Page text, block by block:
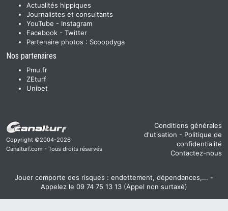
Actualités hippiques
Journalistes et consultants
YouTube - Instagram
Facebook - Twitter
Partenaire photos : Scoopdyga
Nos partenaires
Pmu.fr
ZEturf
Unibet
Copyright ©2004-2026
Canalturf.com - Tous droits réservés
Conditions générales
d'utisation - Politique de
confidentialité
Contactez-nous
Jouer comporte des risques : endettement, dépendances,... -
Appelez le 09 74 75 13 13 (Appel non surtaxé)